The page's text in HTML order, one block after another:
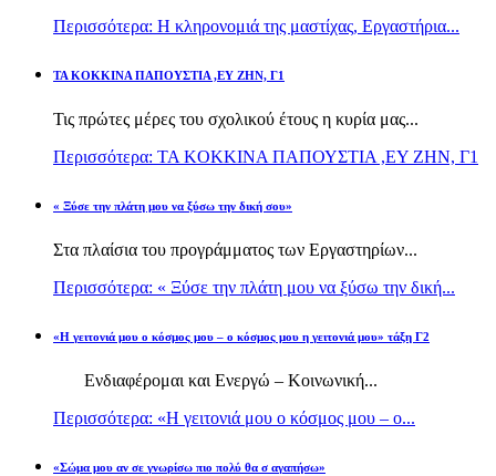
Περισσότερα: H κληρονομιά της μαστίχας, Εργαστήρια...
TA KOKKINA ΠΑΠΟΥΣΤΙΑ ,ΕΥ ΖΗΝ, Γ1
Τις πρώτες μέρες του σχολικού έτους η κυρία μας...
Περισσότερα: TA KOKKINA ΠΑΠΟΥΣΤΙΑ ,ΕΥ ΖΗΝ, Γ1
« Ξύσε την πλάτη μου να ξύσω την δική σου»
Στα πλαίσια του προγράμματος των Εργαστηρίων...
Περισσότερα: « Ξύσε την πλάτη μου να ξύσω την δική...
«Η γειτονιά μου ο κόσμος μου – ο κόσμος μου η γειτονιά μου» τάξη Γ2
Ενδιαφέρομαι και Ενεργώ – Κοινωνική...
Περισσότερα: «Η γειτονιά μου ο κόσμος μου – ο...
«Σώμα μου αν σε γνωρίσω πιο πολύ θα σ αγαπήσω»